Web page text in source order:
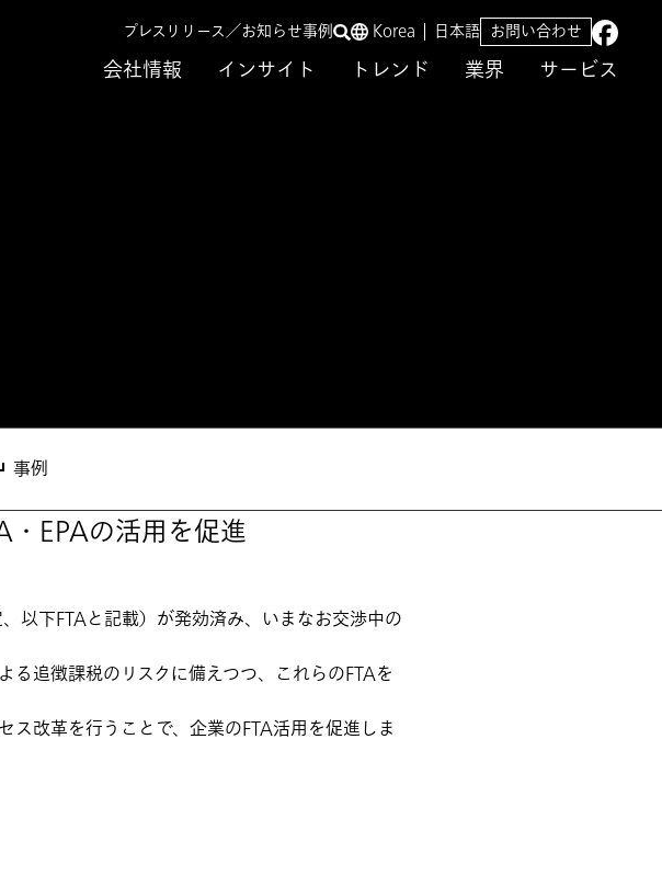
会社情報 インサイト トレンド 業界 サービス
プレスリリース／お知らせ事例 Korea 日本語 お問い合わせ
事例
EPAの活用を促進
以下FTAと記載）が発効済み、いまなお交渉中の
追徴課税のリスクに備えつつ、これらのFTAを
ス改革を行うことで、企業のFTA活用を促進しま